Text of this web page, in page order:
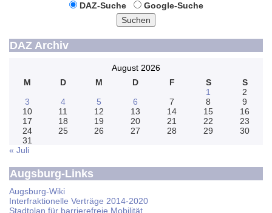
DAZ-Suche
Google-Suche
Suchen
DAZ Archiv
August 2026
M
D M D F S
S
1
2
3
4 5 6 7 8
9
10
11 12 13 14 15
16
17
18 19 20 21 22
23
24
25 26 27 28 29
30
31
« Juli
Augsburg-Links
Augsburg-Wiki
Interfraktionelle Verträge 2014-2020
Stadtplan für barrierefreie Mobilität